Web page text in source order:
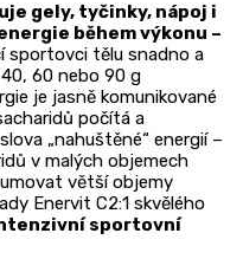
gely, tyčinky, nápoj i
během výkonu –
sportovci tělu snadno a
60 nebo 90 g
je jasně komunikované
počítá a
„nahuštěné“ energií –
v malých objemech
větší objemy
Enervit C2:1 skvělého
sportovní